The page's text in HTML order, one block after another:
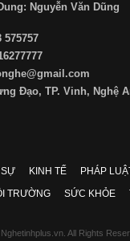
Nguyễn Văn Dũng
Đạo, TP. Vinh, Nghệ
KINH TẾ PHÁP
TRƯỜNG SỨC KHỎE
All Rights